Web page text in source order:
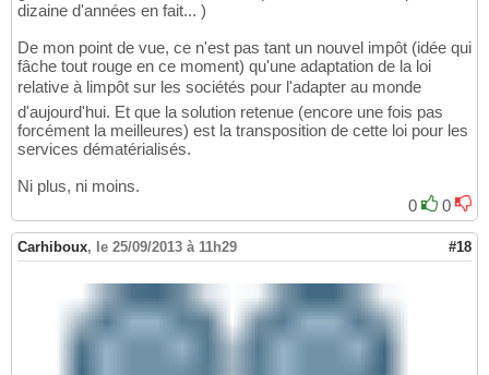
dizaine d'années en fait... )
De mon point de vue, ce n'est pas tant un nouvel impôt (idée qui
fâche tout rouge en ce moment) qu'une adaptation de la loi
relative à limpôt sur les sociétés pour l'adapter au monde
d'aujourd'hui. Et que la solution retenue (encore une fois pas
forcément la meilleures) est la transposition de cette loi pour les
services dématérialisés.
Ni plus, ni moins.
0
0
Carhiboux, le 25/09/2013 à 11h29 #18